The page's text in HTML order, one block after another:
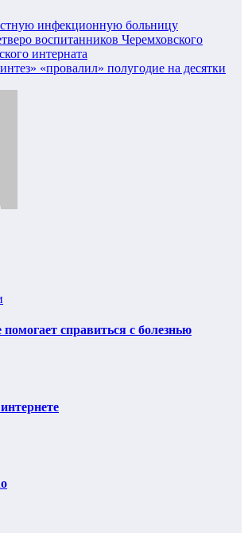
инфекционную больницу
воспитанников Черемховского
интерната
«провалил» полугодие на десятки
справиться с болезнью